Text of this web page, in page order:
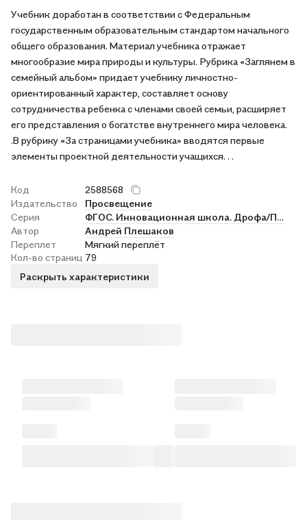
Учебник доработан в соответствии с Федеральным
государственным образовательным стандартом начального
общего образования. Материал учебника отражает
многообразие мира природы и культуры. Рубрика «Заглянем в
семейный альбом» придает учебнику личностно-
ориентированный характер, составляет основу
сотрудничества ребенка с членами своей семьи, расширяет
его представления о богатстве внутреннего мира человека.
.В рубрику «За страницами учебника» вводятся первые
элементы проектной деятельности учащихся. . .
Код
2588568
Издательство
Просвещение
Серия
ФГОС. Инновационная школа. Дрофа/Просвещение
Автор
Андрей Плешаков
Переплет
Мягкий переплёт
Кол-во страниц 79
Раскрыть характеристики